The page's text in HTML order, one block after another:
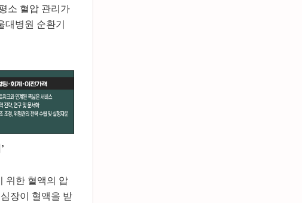
소 혈압 관리가
대병원 순환기
위한 혈액의 압
장이 혈액을 받